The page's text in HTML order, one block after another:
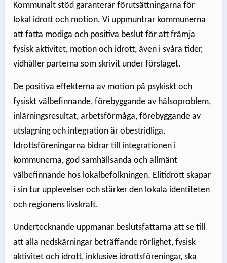
Kommunalt stöd garanterar förutsättningarna för
lokal idrott och motion. Vi uppmuntrar kommunerna
att fatta modiga och positiva beslut för att främja
fysisk aktivitet, motion och idrott, även i svåra tider,
vidhåller parterna som skrivit under förslaget.
De positiva effekterna av motion på psykiskt och
fysiskt välbefinnande, förebyggande av hälsoproblem,
inlärningsresultat, arbetsförmåga, förebyggande av
utslagning och integration är obestridliga.
Idrottsföreningarna bidrar till integrationen i
kommunerna, god samhällsanda och allmänt
välbefinnande hos lokalbefolkningen. Elitidrott skapar
i sin tur upplevelser och stärker den lokala identiteten
och regionens livskraft.
Undertecknande uppmanar beslutsfattarna att se till
att alla nedskärningar beträffande rörlighet, fysisk
aktivitet och idrott, inklusive idrottsföreningar, ska